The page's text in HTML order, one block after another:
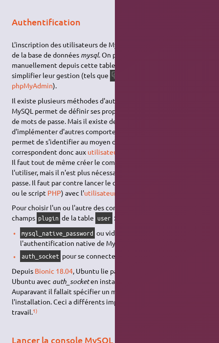
Authentification
L'inscription des utilisateurs de MySQL se fait sur la table
de la base de données mysql. On peut donc les administrer
manuellement depuis cette table, mais il existe des outils pour
simplifier leur gestion (tels que
phpMyAdmin).
Il existe plusieurs méthodes d'authentifications. Nativement
MySQL permet de définir ses propres couples d'utilisateurs et
de mots de passe. Mais il existe des
d'implémenter d'autres comportements, dont
permet de s'identifier au moyen de comptes UNIX (qui
correspondent donc aux utilisateurs
Il faut tout de même créer le compte sur MySQL pour pouvoir
l'utiliser, mais il n'est plus nécessaire de renseigner le mot de
passe. Il faut par contre lancer le client (la commande
ou le script PHP) avec l'utilisateur
Pour choisir l'un ou l'autre des comportement, on renseigne le
champs plugin de la table user :
mysql_native_password ou vide pour utiliser
l'authentification native de MySQL.
auth_socket pour se connecter avec un utilisateur Ubuntu.
Depuis Bionic 18.04, Ubuntu lie par défaut le compte
Ubuntu avec auth_socketen installant MySQL.
Auparavant il fallait spécifier un mot de passe lors de
l'installation. Ceci a différents impacts sur les méthodes de
travail.1)
Lancer la console MySQL